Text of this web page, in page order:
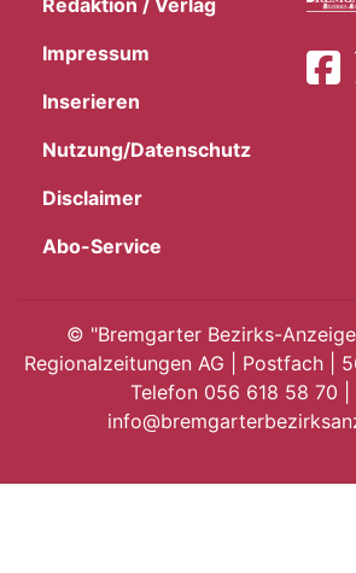
App
Impressum
Inserieren
Nutzung/Datenschutz
Disclaimer
Abo-Service
© "Bremgarter Bezirks-
Regionalzeitungen AG | Postfach |
Telefon 056 618 58 70 |